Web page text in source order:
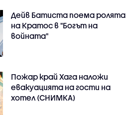
Дейв Батиста поема ролята
на Кратос в "Богът на
войната"
Пожар край Хага наложи
евакуацията на гости на
хотел (СНИМКА)